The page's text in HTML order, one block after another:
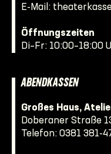
E-Mail:
Öffnungszeiten
Di–Fr: 10:00–18:00
ABENDKASSEN
Großes Haus,
Doberaner Straße
Telefon: 0381 381-